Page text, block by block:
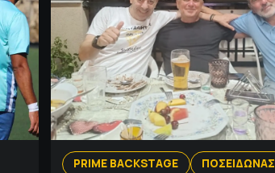
PRIME BACKSTAGE ΠΟΣΕΙΔΩΝΑΣ